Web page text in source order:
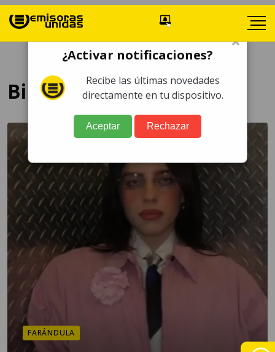
Billie Eilish
FARÁNDULA
×
¿Activar notificaciones?
Recibe las últimas novedades
directamente en tu dispositivo.
Aceptar Rechazar